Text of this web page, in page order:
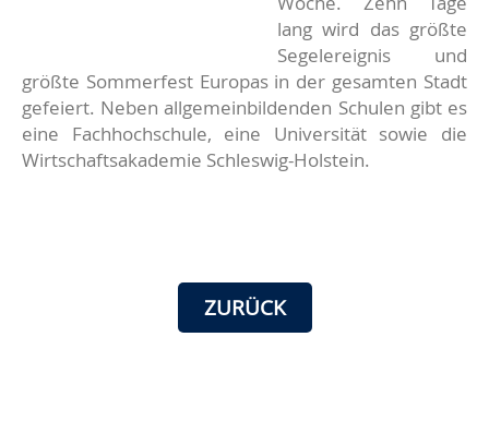
lang wird das größte
Segelereignis und
größte Sommerfest Europas in der gesamten Stadt
gefeiert. Neben allgemeinbildenden Schulen gibt es
eine Fachhochschule, eine Universität sowie die
Wirtschaftsakademie Schleswig-Holstein.
ZURÜCK